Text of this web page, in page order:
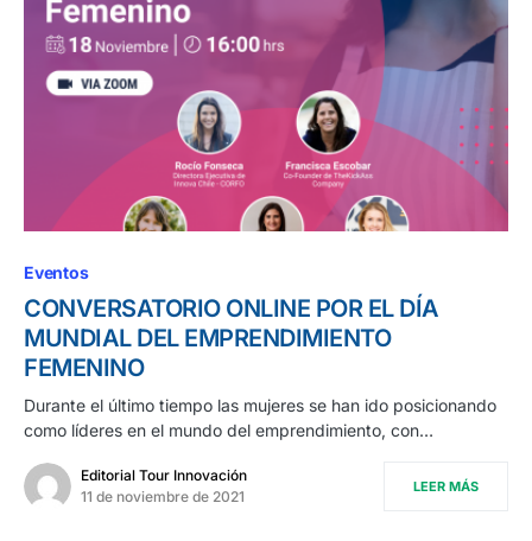
Eventos
CONVERSATORIO ONLINE POR EL DÍA
MUNDIAL DEL EMPRENDIMIENTO
FEMENINO
Durante el último tiempo las mujeres se han ido posicionando
como líderes en el mundo del emprendimiento, con…
Editorial Tour Innovación
11 de noviembre de 2021
LEER MÁS